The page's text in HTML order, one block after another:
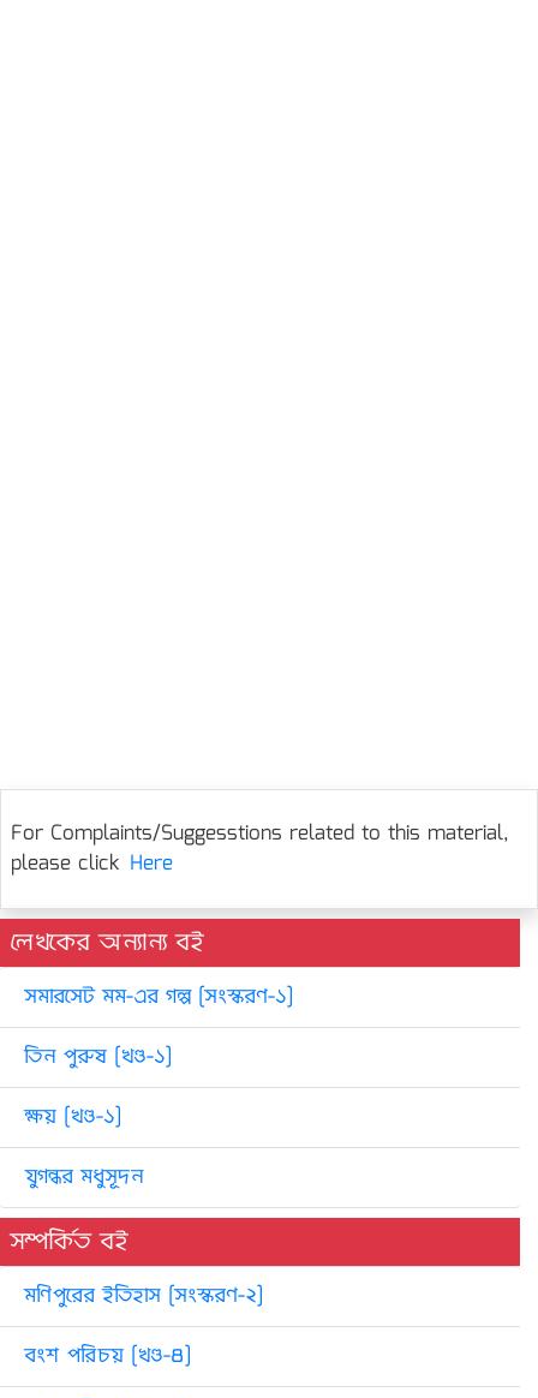
For Complaints/Suggesstions related to this material,
please click Here
লেখকের অন্যান্য বই
সমারসেট মম-এর গল্প [সংস্করণ-১]
তিন পুরুষ [খণ্ড-১]
ক্ষয় [খণ্ড-১]
যুগন্ধর মধুসূদন
সম্পর্কিত বই
মণিপুরের ইতিহাস [সংস্করণ-২]
বংশ পরিচয় [খণ্ড-৪]